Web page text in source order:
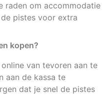
raden om accommodatie
pistes voor extra
kopen?
van tevoren aan te
aan de kassa te
dat je snel de pistes